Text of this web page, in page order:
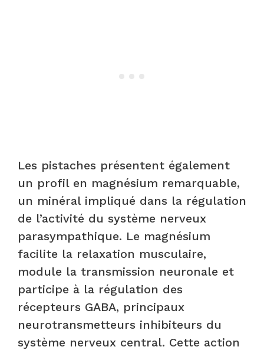
Les pistaches présentent également
un profil en magnésium remarquable,
un minéral impliqué dans la régulation
de l’activité du système nerveux
parasympathique. Le magnésium
facilite la relaxation musculaire,
module la transmission neuronale et
participe à la régulation des
récepteurs GABA, principaux
neurotransmetteurs inhibiteurs du
système nerveux central. Cette action